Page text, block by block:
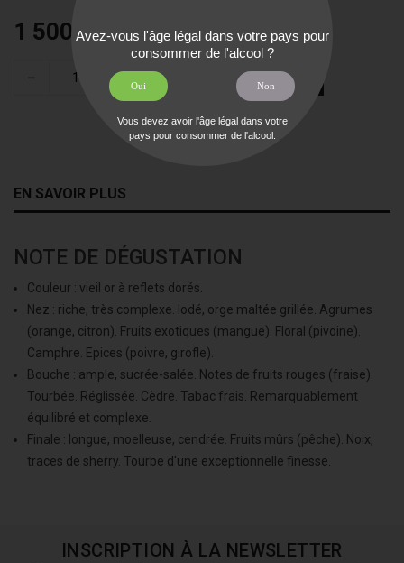
1 500,00 €TTC
AJOUTER AU PANIER
EN SAVOIR PLUS
NOTE DE DÉGUSTATION
Couleur : vieil or à reflets dorés.
Nez : riche, très complexe. Iodé, orge maltée grillée. Agrumes
(orange, citron). Fruits exotiques (mangue). Floral (pivoine).
Camphre. Epices (poivre, girofle).
Bouche : ample, sucrée-salée. Notes de fruits rouges (fraise).
Tourbée. Réglissée. Cèdre. Tabac frais. Remarquablement
équilibré et complexe.
Finale : longue, moelleuse, cendrée. Fruits mûrs (pêche). Noix,
traces de sherry. Tourbe d'une exceptionnelle finesse.
INSCRIPTION À LA NEWSLETTER
Avez-vous l'âge légal dans votre pays pour
consommer de l'alcool ?
Oui Non
Vous devez avoir l'âge légal dans votre
pays pour consommer de l'alcool.